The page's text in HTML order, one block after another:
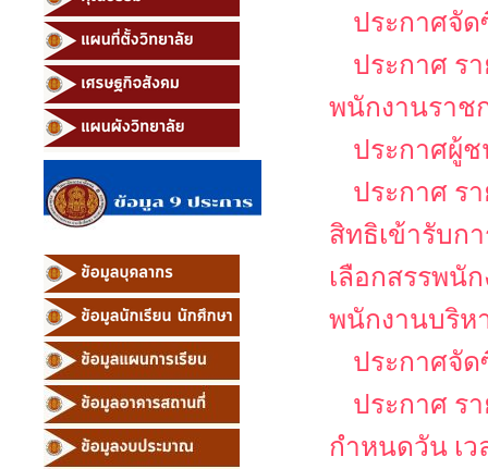
ประกาศจัด
ประกาศ ร
พนักงานราช
ประกาศผู้ช
ประกาศ ร
สิทธิเข้ารับก
เลือกสรรพนั
พนักงานบริห
ประกาศจัด
ประกาศ ร
กำหนดวัน เว